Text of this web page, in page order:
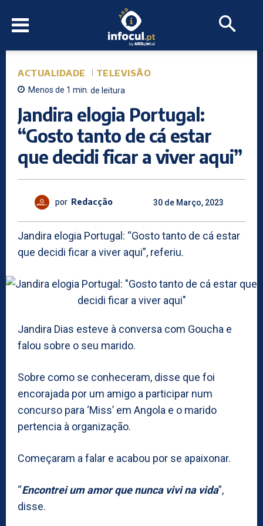
ACTUALIDADE TELEVISÃO
Menos de 1 min. de leitura
Jandira elogia Portugal:
“Gosto tanto de cá estar
que decidi ficar a viver aqui”
por Redacção 30 de Março, 2023
Jandira elogia Portugal: “Gosto tanto de cá estar
que decidi ficar a viver aqui”, referiu.
Jandira Dias esteve à conversa com Goucha e
falou sobre o seu marido.
Sobre como se conheceram, disse que foi
encorajada por um amigo a participar num
concurso para ‘Miss’ em Angola e o marido
pertencia à organização.
Começaram a falar e acabou por se apaixonar.
“Encontrei um amor que nunca vivi na vida”,
disse.